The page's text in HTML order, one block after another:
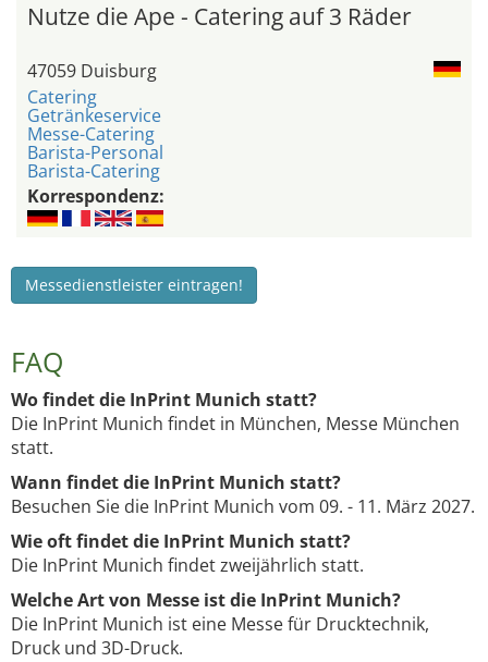
Nutze die Ape - Catering auf 3 Räder
47059 Duisburg
Catering
Getränkeservice
Messe-Catering
Barista-Personal
Barista-Catering
Korrespondenz:
Messedienstleister eintragen!
FAQ
Wo findet die InPrint Munich statt?
Die InPrint Munich findet in München, Messe München
statt.
Wann findet die InPrint Munich statt?
Besuchen Sie die InPrint Munich vom 09. - 11. März 2027.
Wie oft findet die InPrint Munich statt?
Die InPrint Munich findet zweijährlich statt.
Welche Art von Messe ist die InPrint Munich?
Die InPrint Munich ist eine Messe für Drucktechnik,
Druck und 3D-Druck.